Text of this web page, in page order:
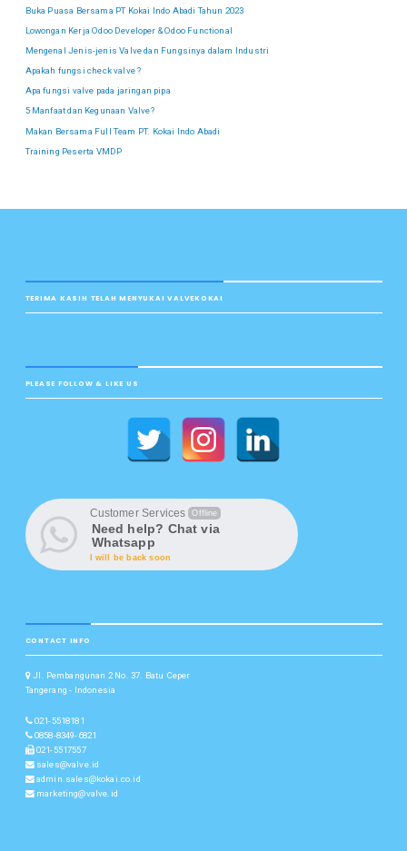
Buka Puasa Bersama PT Kokai Indo Abadi Tahun 2023
Lowongan Kerja Odoo Developer & Odoo Functional
Mengenal Jenis-jenis Valve dan Fungsinya dalam Industri
Apakah fungsi check valve ?
Apa fungsi valve pada jaringan pipa
5 Manfaat dan Kegunaan Valve?
Makan Bersama Full Team PT. Kokai Indo Abadi
Training Peserta VMDP
TERIMA KASIH TELAH MENYUKAI VALVEKOKAI
PLEASE FOLLOW & LIKE US
Customer Services Offline
Need help? Chat via
Whatsapp
I will be back soon
CONTACT INFO
Jl. Pembangunan 2 No. 37. Batu Ceper
Tangerang - Indonesia
021-5518181
0858-8349-6821
021-5517557
sales@valve.id
admin.sales@kokai.co.id
marketing@valve.id